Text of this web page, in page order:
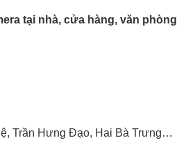
tại nhà, cửa hàng, văn phòng
Trần Hưng Đạo, Hai Bà Trưng…